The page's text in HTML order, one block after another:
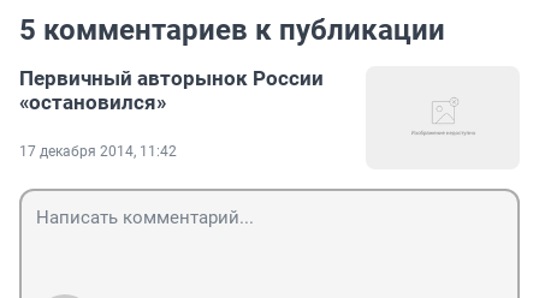
5 комментариев к публикации
Первичный авторынок России
«остановился»
17 декабря 2014, 11:42